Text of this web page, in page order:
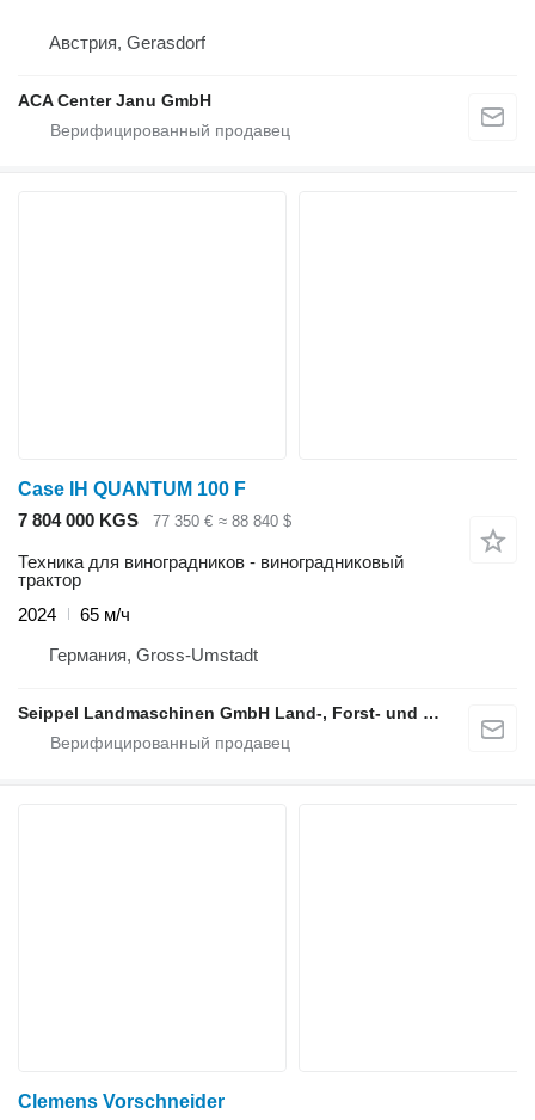
Австрия, Gerasdorf
ACA Center Janu GmbH
Case IH QUANTUM 100 F
7 804 000 KGS
77 350 € ≈ 88 840 $
Техника для виноградников - виноградниковый
трактор
2024
65 м/ч
Германия, Gross-Umstadt
Seippel Landmaschinen GmbH Land-, Forst- und Gartentechnik
Clemens Vorschneider